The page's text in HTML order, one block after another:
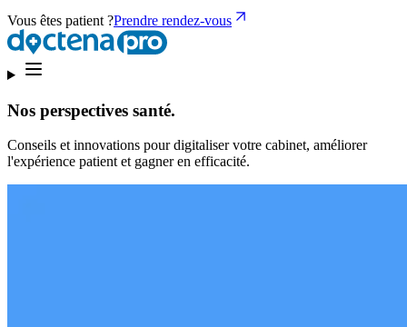
Vous êtes patient ?Prendre rendez-vous
Nos perspectives santé.
Conseils et innovations pour digitaliser votre cabinet, améliorer
l'expérience patient et gagner en efficacité.